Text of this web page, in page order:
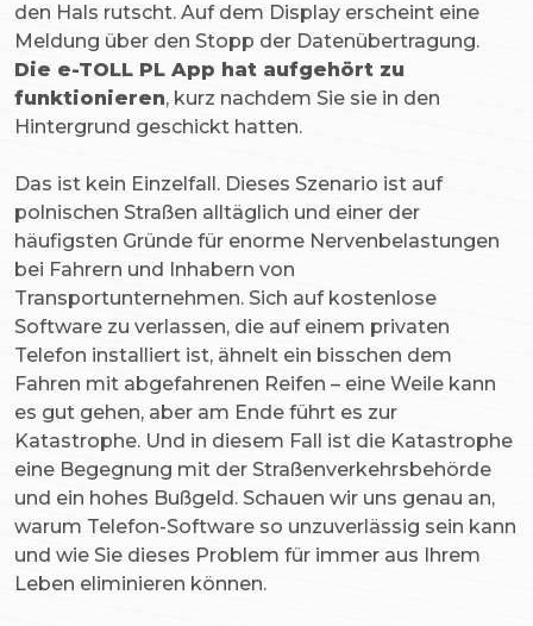
den Hals rutscht. Auf dem Display erscheint eine
Meldung über den Stopp der Datenübertragung.
Die e-TOLL PL App hat aufgehört zu
funktionieren, kurz nachdem Sie sie in den
Hintergrund geschickt hatten.
Das ist kein Einzelfall. Dieses Szenario ist auf
polnischen Straßen alltäglich und einer der
häufigsten Gründe für enorme Nervenbelastungen
bei Fahrern und Inhabern von
Transportunternehmen. Sich auf kostenlose
Software zu verlassen, die auf einem privaten
Telefon installiert ist, ähnelt ein bisschen dem
Fahren mit abgefahrenen Reifen – eine Weile kann
es gut gehen, aber am Ende führt es zur
Katastrophe. Und in diesem Fall ist die Katastrophe
eine Begegnung mit der Straßenverkehrsbehörde
und ein hohes Bußgeld. Schauen wir uns genau an,
warum Telefon-Software so unzuverlässig sein kann
und wie Sie dieses Problem für immer aus Ihrem
Leben eliminieren können.